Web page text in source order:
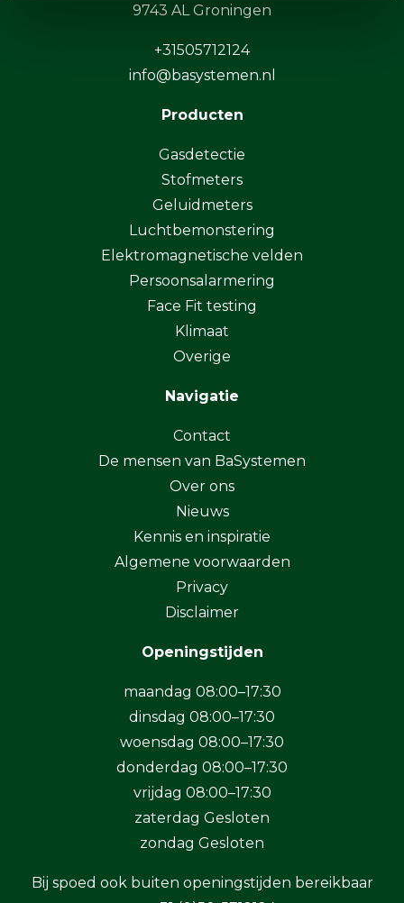
9743 AL Groningen
+31505712124
info@basystemen.nl
Producten
Gasdetectie
Stofmeters
Geluidmeters
Luchtbemonstering
Elektromagnetische velden
Persoonsalarmering
Face Fit testing
Klimaat
Overige
Navigatie
Contact
De mensen van BaSystemen
Over ons
Nieuws
Kennis en inspiratie
Algemene voorwaarden
Privacy
Disclaimer
Openingstijden
maandag 08:00–17:30
dinsdag 08:00–17:30
woensdag 08:00–17:30
donderdag 08:00–17:30
vrijdag 08:00–17:30
zaterdag Gesloten
zondag Gesloten
Bij spoed ook buiten openingstijden bereikbaar